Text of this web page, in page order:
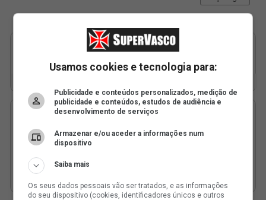
Usamos cookies e tecnologia para:
Publicidade e conteúdos personalizados, medição de
publicidade e conteúdos, estudos de audiência e
desenvolvimento de serviços
Armazenar e/ou aceder a informações num
dispositivo
Saiba mais
Os seus dados pessoais vão ser tratados, e as informações
do seu dispositivo (cookies, identificadores únicos e outros